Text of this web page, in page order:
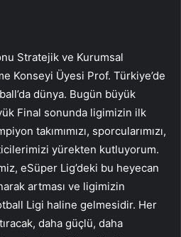
Stratejik ve Kurumsal
Konseyi Üyesi Prof. Türkiye’de
dünya. Bugün büyük
Final sonunda ligimizin ilk
takımımızı, sporcularımızı,
yürekten kutluyorum.
eSüper Lig’deki bu heyecan
artması ve ligimizin
Ligi haline gelmesidir. Her
daha güçlü, daha